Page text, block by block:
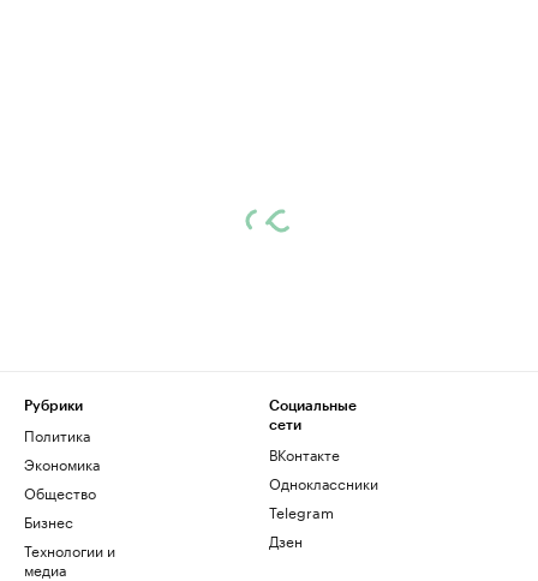
Рубрики
Политика
Экономика
Общество
Бизнес
Технологии и
медиа
Социальные
сети
ВКонтакте
Одноклассники
Telegram
Дзен